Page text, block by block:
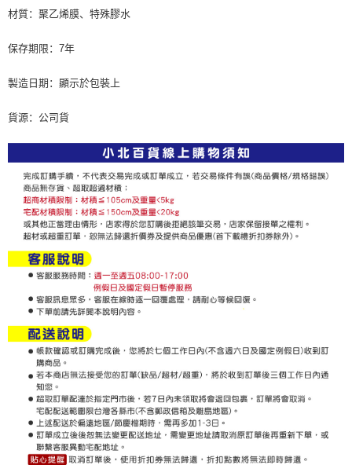
之上限額度
2. 結帳金額須大於NT$30
「AFTEE先享後付」(下稱本服務)乃由恩沛科技股份有限公司(下稱 AFTEE )
所提供，並由 AFTEE 向您收取款項。因使用本服務所須提供之個人資料(包
AFTEE 於本服務必要服務範圍內運用。關於 AFTEE 對於個人資料之蒐集、
https://aftee.tw/privacypolicy/）。
若款項超過繳費期限，將根據當次的金額加收年利率 16% 的逾期滯納金。
未成年的使用者，請事先徵得法定代理人或監護人之同意方可使用
AFTEE。
若您對於個人資料之處理、利用有任何疑問，或欲行使相關法律權利，請聯
要之購買訂單資訊提供予 AFTEE ，或讓 AFTEE 蒐集處理利用您的個人資
料，請勿選用本服務。
每笔NT$120，满NT$899(含以上)免运费
材質：聚乙烯膜、特殊膠水
保存期限：7年
製造日期：顯示於包裝上
貨源：公司貨